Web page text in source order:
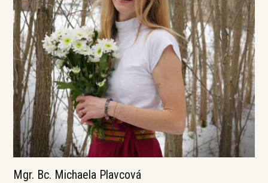
Mgr. Bc. Michaela Plavcová